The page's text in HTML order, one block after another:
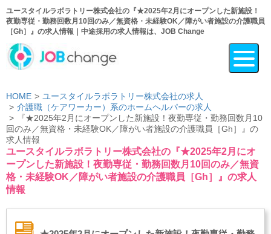
ユースタイルラボラトリー株式会社の『★2025年2月にオープンした新施設！
夜勤専従・勤務回数月10回のみ／無資格・未経験OK／障がい者施設の介護職員
［Gh］』の求人情報｜中途採用の求人情報は、JOB Change
HOME
ユースタイルラボラトリー株式会社の求人
介護職（ケアワーカー）系のホームヘルパーの求人
『★2025年2月にオープンした新施設！夜勤専従・勤務回数月10
回のみ／無資格・未経験OK／障がい者施設の介護職員［Gh］』の
求人情報
ユースタイルラボラトリー株式会社の『★2025年2月にオ
ープンした新施設！夜勤専従・勤務回数月10回のみ／無資
格・未経験OK／障がい者施設の介護職員［Gh］』の求人
情報